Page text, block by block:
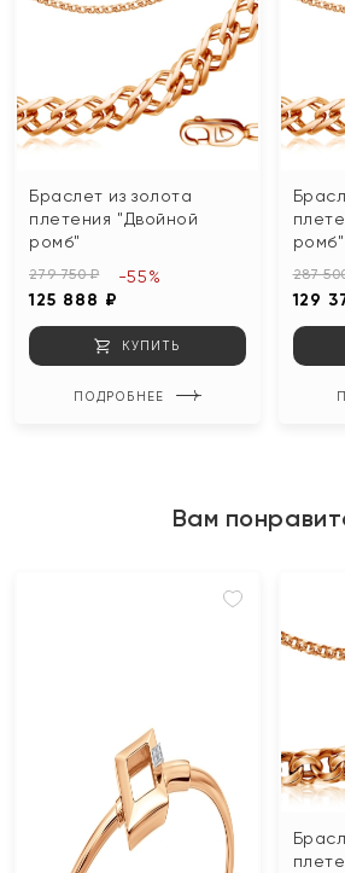
Браслет из золота
плетения "Двойной
ромб"
279 750 ₽
125 888 ₽
-55%
КУПИТЬ
ПОДРОБНЕЕ
ромб"
287
129
Вам